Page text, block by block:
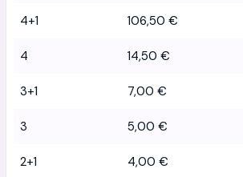
4+1 106,50 €
4 14,50 €
3+1 7,00 €
3 5,00 €
2+1 4,00 €